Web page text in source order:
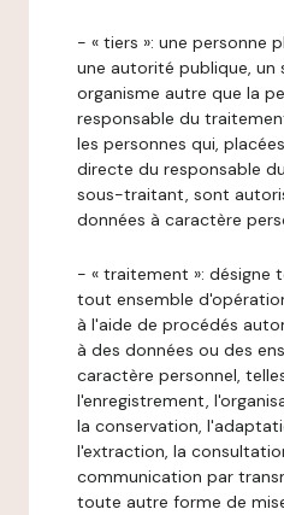
- « tiers »: une personne
une autorité publique, un
organisme autre que la
responsable du
les personnes qui,
directe du responsable
sous-traitant, sont
données à caractère
- « traitement »: désigne
tout ensemble
à l'aide de procédés
à des données ou des
caractère personnel,
l'enregistrement,
la conservation,
l'extraction, la
communication par
toute autre forme de